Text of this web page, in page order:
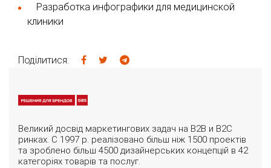
Разработка инфографики для медицинской
клиники
Поділитися:
Великий досвід маркетингових задач на B2B и B2C
ринках. С 1997 р. реалізовано більш ніж 1500 проектів
та зроблено більш 4500 дизайнерських концепцій в 42
категоріях товарів та послуг.